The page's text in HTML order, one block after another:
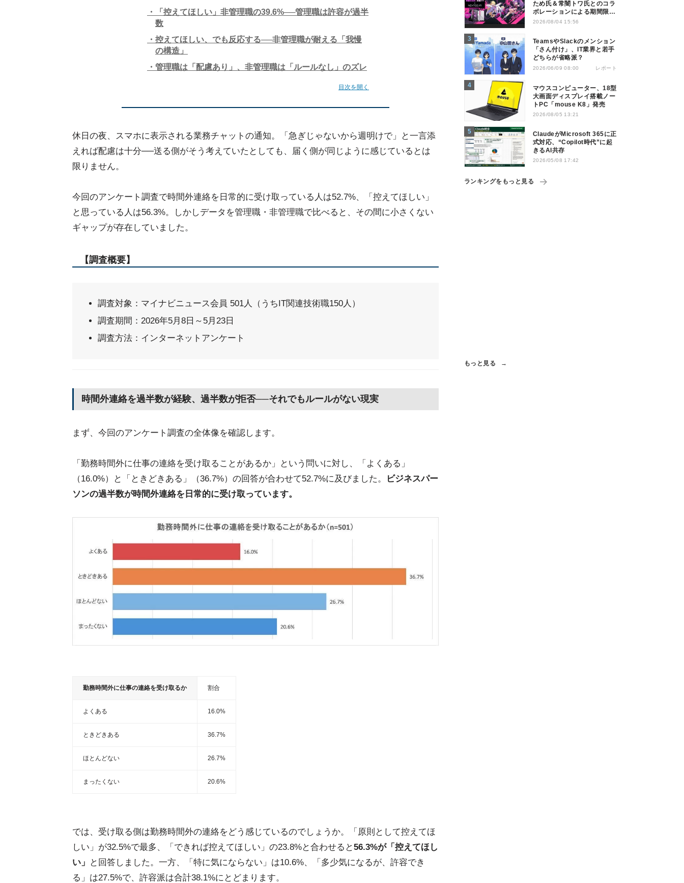
「控えてほしい」非管理職の39.6%──管理職は許容が過半
数
控えてほしい、でも反応する──非管理職が耐える「我慢
の構造」
管理職は「配慮あり」、非管理職は「ルールなし」のズレ
目次を開く
休日の夜、スマホに表示される業務チャットの通知。「急ぎじゃないから週明けで」と一言添
えれば配慮は十分──送る側がそう考えていたとしても、届く側が同じように感じているとは
限りません。
今回のアンケート調査で時間外連絡を日常的に受け取っている人は52.7%、「控えてほしい」
と思っている人は56.3%。しかしデータを管理職・非管理職で比べると、その間に小さくない
ギャップが存在していました。
【調査概要】
調査対象：マイナビニュース会員 501人（うちIT関連技術職150人）
調査期間：2026年5月8日～5月23日
調査方法：インターネットアンケート
時間外連絡を過半数が経験、過半数が拒否──それでもルールがない現実
まず、今回のアンケート調査の全体像を確認します。
「勤務時間外に仕事の連絡を受け取ることがあるか」という問いに対し、「よくある」
（16.0%）と「ときどきある」（36.7%）の回答が合わせて52.7%に及びました。
ビジネスパー
ソンの過半数が時間外連絡を日常的に受け取っています。
勤務時間外に仕事の連絡を受け取るか 割合
よくある 16.0%
ときどきある 36.7%
ほとんどない 26.7%
まったくない 20.6%
では、受け取る側は勤務時間外の連絡をどう感じているのでしょうか。「原則として控えてほ
しい」が32.5%で最多、「できれば控えてほしい」の23.8%と合わせると56.3%が「控えてほし
い」
と回答しました。一方、「特に気にならない」は10.6%、「多少気になるが、許容でき
る」は27.5%で、許容派は合計38.1%にとどまります。
ため氏＆常闇トワ氏とのコラ
ボレーションによる期間限定
モデル
2026/08/04 15:56
TeamsやSlackのメンション
「さん付け」、IT業界と若手
どちらが省略派？
2026/06/09 08:00 レポート
マウスコンピューター、18型
大画面ディスプレイ搭載ノー
トPC「mouse K8」発売
2026/08/05 13:21
ClaudeがMicrosoft 365に正
式対応、“Copilot時代”に起
きるAI共存
2026/05/08 17:42
ランキングをもっと見る
もっと見る